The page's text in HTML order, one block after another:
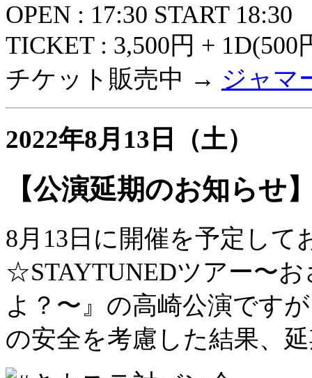
OPEN : 17:30 START 18:30
TICKET : 3,500円 + 1D(500
チケット販売中 → ジャマ
2022年8月13日（土）
【公演延期のお知らせ
8月13日に開催を予定し
☆STAYTUNEDツアー〜
よ？〜』の高崎公演です
の安全を考慮した結果、